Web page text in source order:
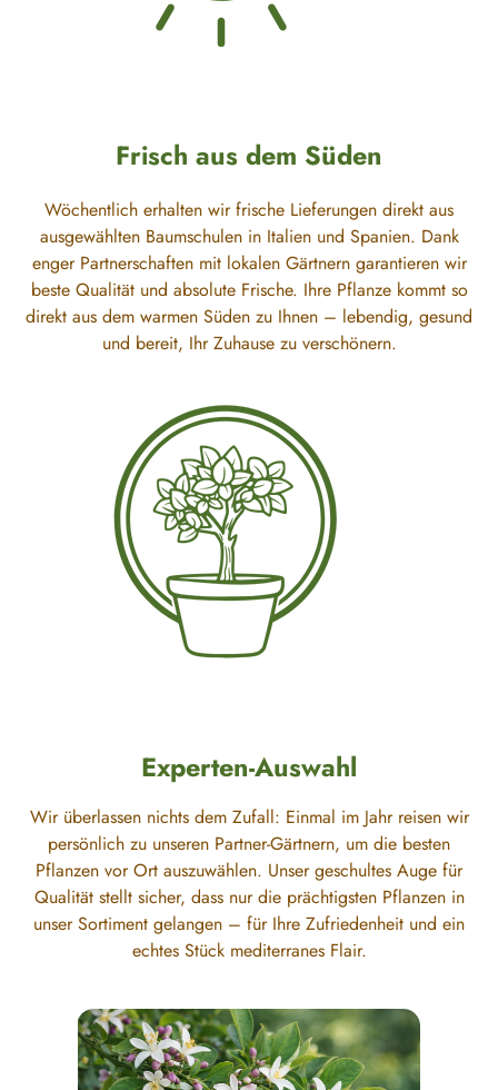
Frisch aus dem Süden
Wöchentlich erhalten wir frische Lieferungen direkt aus
ausgewählten Baumschulen in Italien und Spanien. Dank
enger Partnerschaften mit lokalen Gärtnern garantieren wir
beste Qualität und absolute Frische. Ihre Pflanze kommt so
direkt aus dem warmen Süden zu Ihnen – lebendig, gesund
und bereit, Ihr Zuhause zu verschönern.
Experten-Auswahl
Wir überlassen nichts dem Zufall: Einmal im Jahr reisen wir
persönlich zu unseren Partner-Gärtnern, um die besten
Pflanzen vor Ort auszuwählen. Unser geschultes Auge für
Qualität stellt sicher, dass nur die prächtigsten Pflanzen in
unser Sortiment gelangen – für Ihre Zufriedenheit und ein
echtes Stück mediterranes Flair.
Bildergalerie überspringen